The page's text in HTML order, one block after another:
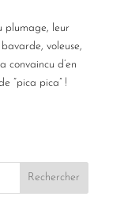
plumage, leur
voleuse,
convaincu d’en
“pica pica” !
Rechercher